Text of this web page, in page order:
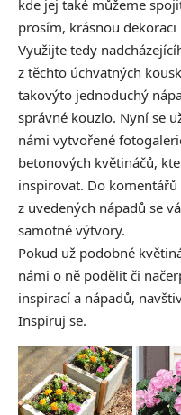
kde jej také můžeme
prosím, krásnou dekoraci
Využijte tedy
z těchto úchvatných
takovýto jednoduchý
správné kouzlo. Nyní se
námi vytvořené
betonových květináčů,
inspirovat. Do
z uvedených nápadů se
samotné výtvory.
Pokud už podobné
námi o ně podělit či
inspirací a nápadů,
Inspiruj se.